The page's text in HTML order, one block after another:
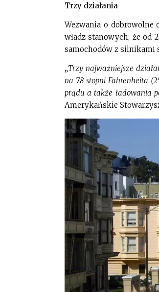
Trzy działania
Wezwania o dobrowolne
władz stanowych, że od
samochodów z silnikami
„Trzy najważniejsze
na 78 stopni Fahrenheita
prądu a także ładowania
Amerykańskie